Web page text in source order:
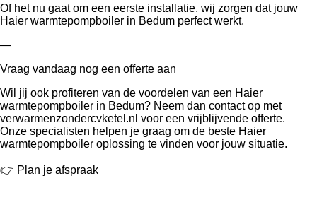
Of het nu gaat om een eerste installatie, wij zorgen dat jouw
Haier warmtepompboiler in Bedum perfect werkt.
—
Vraag vandaag nog een offerte aan
Wil jij ook profiteren van de voordelen van een Haier
warmtepompboiler in Bedum? Neem dan contact op met
verwarmenzondercvketel.nl voor een vrijblijvende offerte.
Onze specialisten helpen je graag om de beste Haier
warmtepompboiler oplossing te vinden voor jouw situatie.
👉 Plan je afspraak